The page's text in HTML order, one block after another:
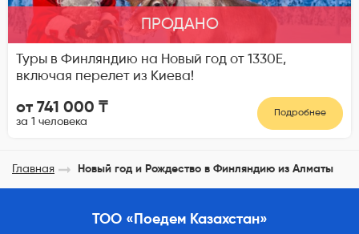
ПРОДАНО
Туры в Финляндию на Новый год от 1330Е,
включая перелет из Киева!
от 741 000 ₸
за 1 человека
Подробнее
Главная Новый год и Рождество в Финляндию из Алматы
ТОО «Поедем Казахстан»